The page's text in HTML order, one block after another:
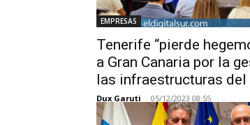
EMPRESAS
Tenerife “pierde
a Gran Canaria por la
las infraestructuras del
Dux Garuti - 05/12/2023 08:55